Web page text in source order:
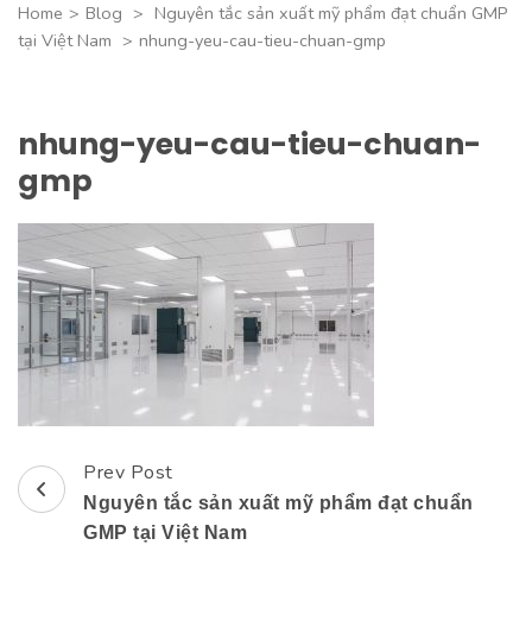
Home > Blog > Nguyên tắc sản xuất mỹ phẩm đạt chuẩn GMP
tại Việt Nam > nhung-yeu-cau-tieu-chuan-gmp
nhung-yeu-cau-tieu-chuan-
gmp
Post
Navigation
Prev Post
Nguyên tắc sản xuất mỹ phẩm đạt chuẩn
GMP tại Việt Nam